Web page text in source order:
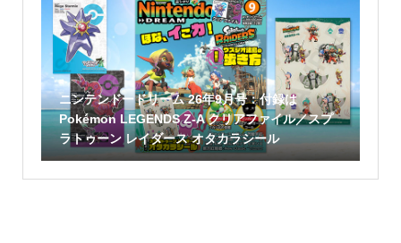
ニンテンドードリーム 26年9月号：付録は
Pokémon LEGENDS Z-A クリアファイル／スプ
ラトゥーン レイダース オタカラシール